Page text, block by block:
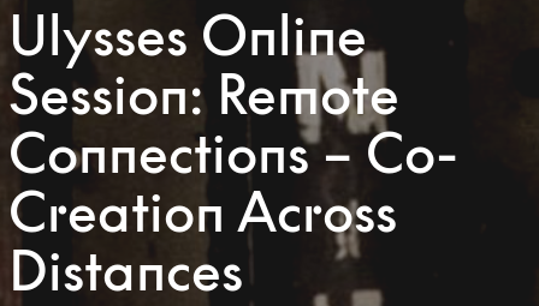
Ulysses Online
Session: Remote
Connections – Co-
Creation Across
Distances